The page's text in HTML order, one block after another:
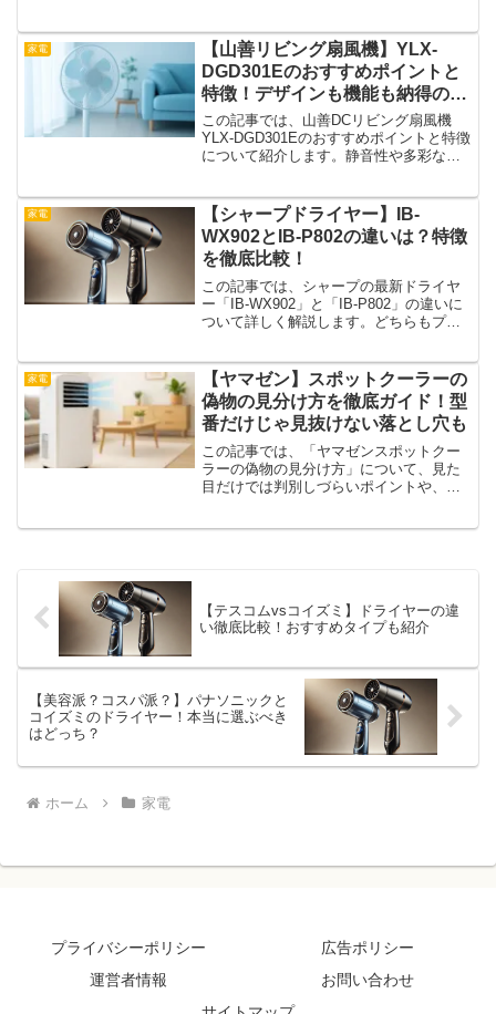
惹かれて購入したら、効果がなかったと
いうケースもあるようです...
家電
【山善リビング扇風機】YLX-
DGD301Eのおすすめポイントと
特徴！デザインも機能も納得の1
台
この記事では、山善DCリビング扇風機
YLX-DGD301Eのおすすめポイントと特徴
について紹介します。静音性や多彩な風
らしをより快適にしてくれます。インテ
リアに映えるデ...
家電
【シャープドライヤー】IB-
WX902とIB-P802の違いは？特徴
を徹底比較！
この記事では、シャープの最新ドライヤ
ー「IB-WX902」と「IB-P802」の違いに
ついて詳しく解説します。どちらもプラ
モードの違いなど、それぞれに特徴があ
ります。ど...
家電
【ヤマゼン】スポットクーラーの
偽物の見分け方を徹底ガイド！型
番だけじゃ見抜けない落とし穴も
この記事では、「ヤマゼンスポットクー
ラーの偽物の見分け方」について、見た
目だけでは判別しづらいポイントや、意
【テスコムvsコイズミ】ドライヤーの違
い徹底比較！おすすめタイプも紹介
【美容派？コスパ派？】パナソニックと
コイズミのドライヤー！本当に選ぶべき
はどっち？
ホーム 家電
プライバシーポリシー
広告ポリシー
運営者情報
お問い合わせ